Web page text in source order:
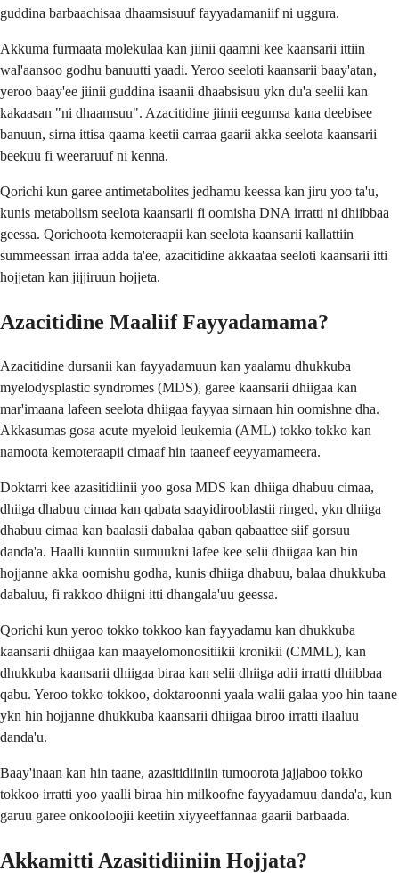
guddina barbaachisaa dhaamsisuuf fayyadamaniif ni uggura.
Akkuma furmaata molekulaa kan jiinii qaamni kee kaansarii ittiin
wal'aansoo godhu banuutti yaadi. Yeroo seeloti kaansarii baay'atan,
yeroo baay'ee jiinii guddina isaanii dhaabsisuu ykn du'a seelii kan
kakaasan "ni dhaamsuu". Azacitidine jiinii eegumsa kana deebisee
banuun, sirna ittisa qaama keetii carraa gaarii akka seelota kaansarii
beekuu fi weeraruuf ni kenna.
Qorichi kun garee antimetabolites jedhamu keessa kan jiru yoo ta'u,
kunis metabolism seelota kaansarii fi oomisha DNA irratti ni dhiibbaa
geessa. Qorichoota kemoteraapii kan seelota kaansarii kallattiin
summeessan irraa adda ta'ee, azacitidine akkaataa seeloti kaansarii itti
hojjetan kan jijjiruun hojjeta.
Azacitidine Maaliif Fayyadamama?
Azacitidine dursanii kan fayyadamuun kan yaalamu dhukkuba
myelodysplastic syndromes (MDS), garee kaansarii dhiigaa kan
mar'imaana lafeen seelota dhiigaa fayyaa sirnaan hin oomishne dha.
Akkasumas gosa acute myeloid leukemia (AML) tokko tokko kan
namoota kemoteraapii cimaaf hin taaneef eeyyamameera.
Doktarri kee azasitidiinii yoo gosa MDS kan dhiiga dhabuu cimaa,
dhiiga dhabuu cimaa kan qabata saayidirooblastii ringed, ykn dhiiga
dhabuu cimaa kan baalasii dabalaa qaban qabaattee siif gorsuu
danda'a. Haalli kunniin sumuukni lafee kee selii dhiigaa kan hin
hojjanne akka oomishu godha, kunis dhiiga dhabuu, balaa dhukkuba
dabaluu, fi rakkoo dhiigni itti dhangala'uu geessa.
Qorichi kun yeroo tokko tokkoo kan fayyadamu kan dhukkuba
kaansarii dhiigaa kan maayelomonositiikii kronikii (CMML), kan
dhukkuba kaansarii dhiigaa biraa kan selii dhiiga adii irratti dhiibbaa
qabu. Yeroo tokko tokkoo, doktaroonni yaala walii galaa yoo hin taane
ykn hin hojjanne dhukkuba kaansarii dhiigaa biroo irratti ilaaluu
danda'u.
Baay'inaan kan hin taane, azasitidiiniin tumoorota jajjaboo tokko
tokkoo irratti yoo yaalli biraa hin milkoofne fayyadamuu danda'a, kun
garuu garee onkooloojii keetiin xiyyeeffannaa gaarii barbaada.
Akkamitti Azasitidiiniin Hojjata?